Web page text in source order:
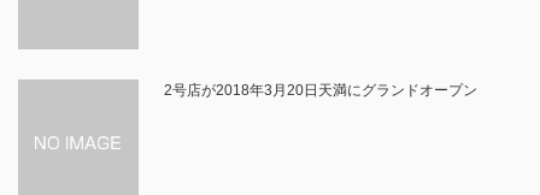
2号店が2018年3月20日天満にグランドオープン